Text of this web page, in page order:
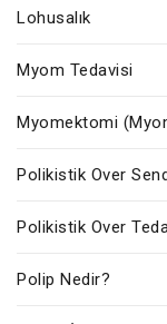
Lohusalık
Myom Tedavisi
Myomektomi
Polikistik Over
Polikistik Over
Polip Nedir?